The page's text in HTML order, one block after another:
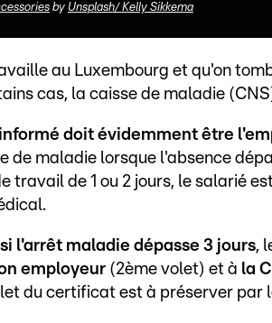
by Unsplash/ Kelly Sikkema
au Luxembourg et qu'on
cas, la caisse de maladie
doit évidemment être
de maladie lorsque l'absence
travail de 1 ou 2 jours, le salarié
si l'arrêt maladie dépasse 3 jours,
employeur (2ème volet) et à la
du certificat est à préserver par